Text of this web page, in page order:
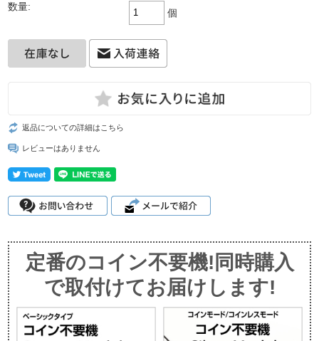
数量:
個
返品についての詳細はこちら
レビューはありません
定番のコイン不要機!同時購入
で取付けてお届けします!